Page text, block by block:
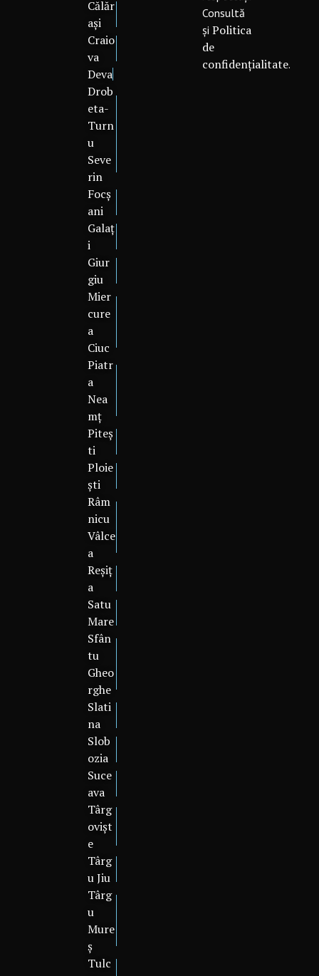
Călăr
ași
Craio
va
Deva
Drob
eta-
Turn
u
Seve
rin
Focș
ani
Galaț
i
Giur
giu
Mier
cure
a
Ciuc
Piatr
a
Nea
mț
Piteș
ti
Ploie
ști
Râm
nicu
Vâlce
a
Reșiț
a
Satu
Mare
Sfân
tu
Gheo
rghe
Slati
na
Slob
ozia
Suce
ava
Târg
ovișt
e
Târg
u Jiu
Târg
u
Mure
ș
Tulc
Consultă
șiPolitica
de
confidențialitate.